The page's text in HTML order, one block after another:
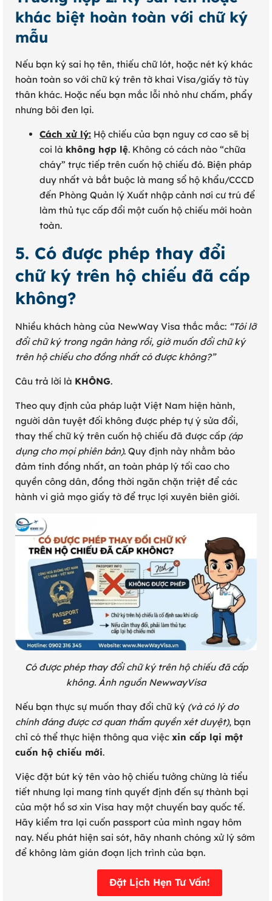
khác biệt hoàn toàn với chữ ký
mẫu
Nếu bạn ký sai họ tên, thiếu chữ lót, hoặc nét ký khác
hoàn toàn so với chữ ký trên tờ khai Visa/giấy tờ tùy
thân khác. Hoặc nếu bạn mắc lỗi nhỏ như chấm, phẩy
nhưng bôi đen lại.
Cách xử lý: Hộ chiếu của bạn nguy cơ cao sẽ bị
coi là không hợp lệ. Không có cách nào “chữa
cháy” trực tiếp trên cuốn hộ chiếu đó. Biện pháp
duy nhất và bắt buộc là mang sổ hộ khẩu/CCCD
đến Phòng Quản lý Xuất nhập cảnh nơi cư trú để
làm thủ tục cấp đổi một cuốn hộ chiếu mới hoàn
toàn.
5. Có được phép thay đổi
chữ ký trên hộ chiếu đã cấp
không?
Nhiều khách hàng của NewWay Visa thắc mắc: “Tôi lỡ
đổi chữ ký trong ngân hàng rồi, giờ muốn đổi chữ ký
trên hộ chiếu cho đồng nhất có được không?”
Câu trả lời là KHÔNG.
Theo quy định của pháp luật Việt Nam hiện hành,
người dân tuyệt đối không được phép tự ý sửa đổi,
thay thế chữ ký trên cuốn hộ chiếu đã được cấp (áp
dụng cho mọi phiên bản). Quy định này nhằm bảo
đảm tính đồng nhất, an toàn pháp lý tối cao cho
quyền công dân, đồng thời ngăn chặn triệt để các
hành vi giả mạo giấy tờ để trục lợi xuyên biên giới.
Có được phép thay đổi chữ ký trên hộ chiếu đã cấp
không. Ảnh nguồn NewwayVisa
Nếu bạn thực sự muốn thay đổi chữ ký (và có lý do
chính đáng được cơ quan thẩm quyền xét duyệt), bạn
chỉ có thể thực hiện thông qua việc xin cấp lại một
cuốn hộ chiếu mới.
Việc đặt bút ký tên vào hộ chiếu tưởng chừng là tiểu
tiết nhưng lại mang tính quyết định đến sự thành bại
của một hồ sơ xin Visa hay một chuyến bay quốc tế.
Hãy kiểm tra lại cuốn passport của mình ngay hôm
nay. Nếu phát hiện sai sót, hãy nhanh chóng xử lý sớm
để không làm gián đoạn lịch trình của bạn.
Đặt Lịch Hẹn Tư Vấn!